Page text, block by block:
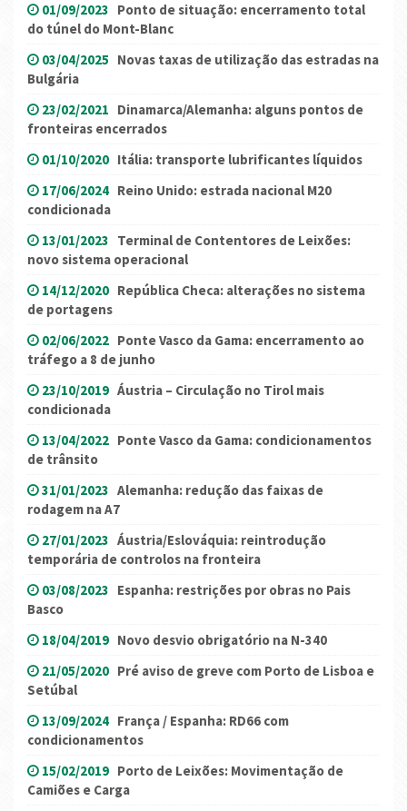
01/09/2023 Ponto de situação: encerramento total
do túnel do Mont-Blanc
03/04/2025 Novas taxas de utilização das estradas na
Bulgária
23/02/2021 Dinamarca/Alemanha: alguns pontos de
fronteiras encerrados
01/10/2020 Itália: transporte lubrificantes líquidos
17/06/2024 Reino Unido: estrada nacional M20
condicionada
13/01/2023 Terminal de Contentores de Leixões:
novo sistema operacional
14/12/2020 República Checa: alterações no sistema
de portagens
02/06/2022 Ponte Vasco da Gama: encerramento ao
tráfego a 8 de junho
23/10/2019 Áustria – Circulação no Tirol mais
condicionada
13/04/2022 Ponte Vasco da Gama: condicionamentos
de trânsito
31/01/2023 Alemanha: redução das faixas de
rodagem na A7
27/01/2023 Áustria/Eslováquia: reintrodução
temporária de controlos na fronteira
03/08/2023 Espanha: restrições por obras no Pais
Basco
18/04/2019 Novo desvio obrigatório na N-340
21/05/2020 Pré aviso de greve com Porto de Lisboa e
Setúbal
13/09/2024 França / Espanha: RD66 com
condicionamentos
15/02/2019 Porto de Leixões: Movimentação de
Camiões e Carga